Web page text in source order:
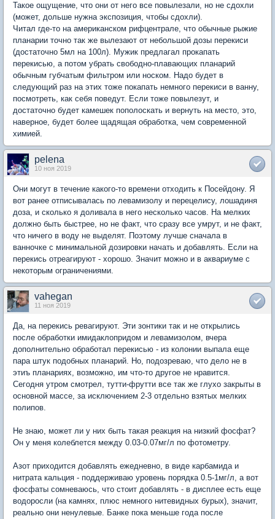
Такое ощущение, что они от него все повылезали, но не сдохли
(может, дольше нужна экспозиция, чтобы сдохли).
Читал где-то на американском рифцентрале, что обычные рыжие
планарии точно так же вылезают от небольшой дозы перекиси
(достаточно 5мл на 100л). Мужик предлагал прокапать
перекисью, а потом убрать свободно-плавающих планарий
обычным губчатым фильтром или носком. Надо будет в
следующий раз на этих тоже покапать немного перекиси в ванну,
посмотреть, как себя поведут. Если тоже повылезут, и
достаточно будет камешек пополоскать и вернуть на место, это,
наверное, будет более щадящая обработка, чем современной
химией.
pelena
10 ноя 2019
Они могут в течение какого-то времени отходить к Посейдону. Я
вот ранее отписывалась по левамизолу и перецелису, лошадиня
доза, и сколько я доливала в него несколько часов. На мелких
должно быть быстрее, но не факт, что сразу все умрут, и не факт,
что ничего в воду не выделят. Поэтому лучше сначала в
ванночке с минимальной дозировки начать и добавлять. Если на
перекись отреагируют - хорошо. Значит можно и в аквариуме с
некоторым ограничениями.
vahegan
11 ноя 2019
Да, на перекись ревагируют. Эти зонтики так и не открылись
после обработки имидаклопридом и левамизолом, вчера
дополнительно обработал перекисью - из колонии выпала еще
пара штук подобных планарий. Но, подозреваю, что дело не в
этиъ планариях, возможно, им что-то другое не нравится.
Сегодня утром смотрел, тутти-фрутти все так же глухо закрыты в
основной массе, за исключением 2-3 отдельно взятых мелких
полипов.
Не знаю, может ли у них быть такая реакция на низкий фосфат?
Он у меня колеблется между 0.03-0.07мг/л по фотометру.
Азот приходится добавлять ежедневно, в виде карбамида и
нитрата кальция - поддерживаю уровень порядка 0.5-1мг/л, а вот
фосфаты сомневаюсь, что стоит добавлять - в дисплее есть еще
водоросли (на камнях, плюс немного нитевидных бурых), значит,
реально они ненулевые. Банке пока меньше года после